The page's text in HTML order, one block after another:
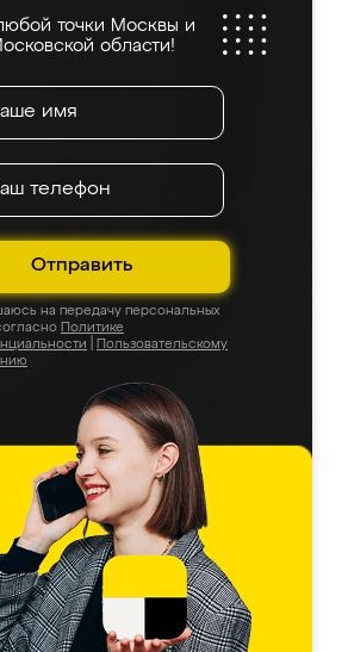
точки Москвы и
области!
Отправить
на передачу персональных
Политике
Пользовательскому